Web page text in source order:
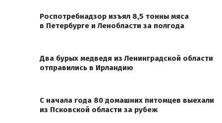
Роспотребнадзор изъял 8,5 тонны мяса
в Петербурге и Ленобласти за полгода
Два бурых медведя из Ленинградской области
отправились в Ирландию
С начала года 80 домашних питомцев выехали
из Псковской области за рубеж